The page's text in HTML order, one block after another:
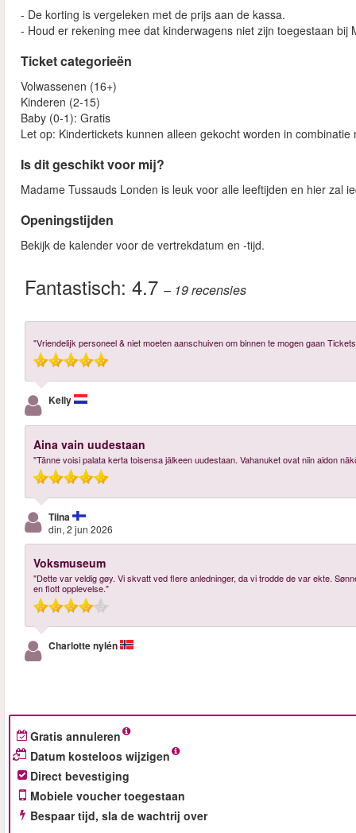
- De korting is vergeleken met de prijs aan de kassa.
- Houd er rekening mee dat kinderwagens niet zijn toegestaan bij
Ticket categorieën
Volwassenen (16+)
Kinderen (2-15)
Baby (0-1): Gratis
Let op: Kindertickets kunnen alleen gekocht worden in
Is dit geschikt voor mij?
Madame Tussauds Londen is leuk voor alle leeftijden en hier zal
Openingstijden
Bekijk de kalender voor de vertrekdatum en -tijd.
Fantastisch: 4.7 – 19recensies
"Vriendelijk personeel & niet moeten aanschuiven om binnen te mogen gaan
Kelly
Aina vain uudestaan
"Tänne voisi palata kerta toisensa jälkeen uudestaan. Vahanuket ovat niin aidon
Tiina
din, 2 jun 2026
Voksmuseum
"Dette var veldig gøy. Vi skvatt ved flere anledninger, da vi trodde de var ekte.
en flott opplevelse."
Charlotte nylén
Gratis annuleren
Datum kosteloos wijzigen
Direct bevestiging
Mobiele voucher toegestaan
Bespaar tijd, sla de wachtrij over